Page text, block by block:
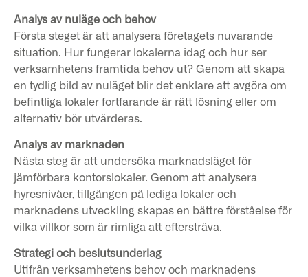
Analys av nuläge och behov
Första steget är att analysera företagets nuvarande
situation. Hur fungerar lokalerna idag och hur ser
verksamhetens framtida behov ut? Genom att skapa
en tydlig bild av nuläget blir det enklare att avgöra om
befintliga lokaler fortfarande är rätt lösning eller om
alternativ bör utvärderas.
Analys av marknaden
Nästa steg är att undersöka marknadsläget för
jämförbara kontorslokaler. Genom att analysera
hyresnivåer, tillgången på lediga lokaler och
marknadens utveckling skapas en bättre förståelse för
vilka villkor som är rimliga att eftersträva.
Strategi och beslutsunderlag
Utifrån verksamhetens behov och marknadens